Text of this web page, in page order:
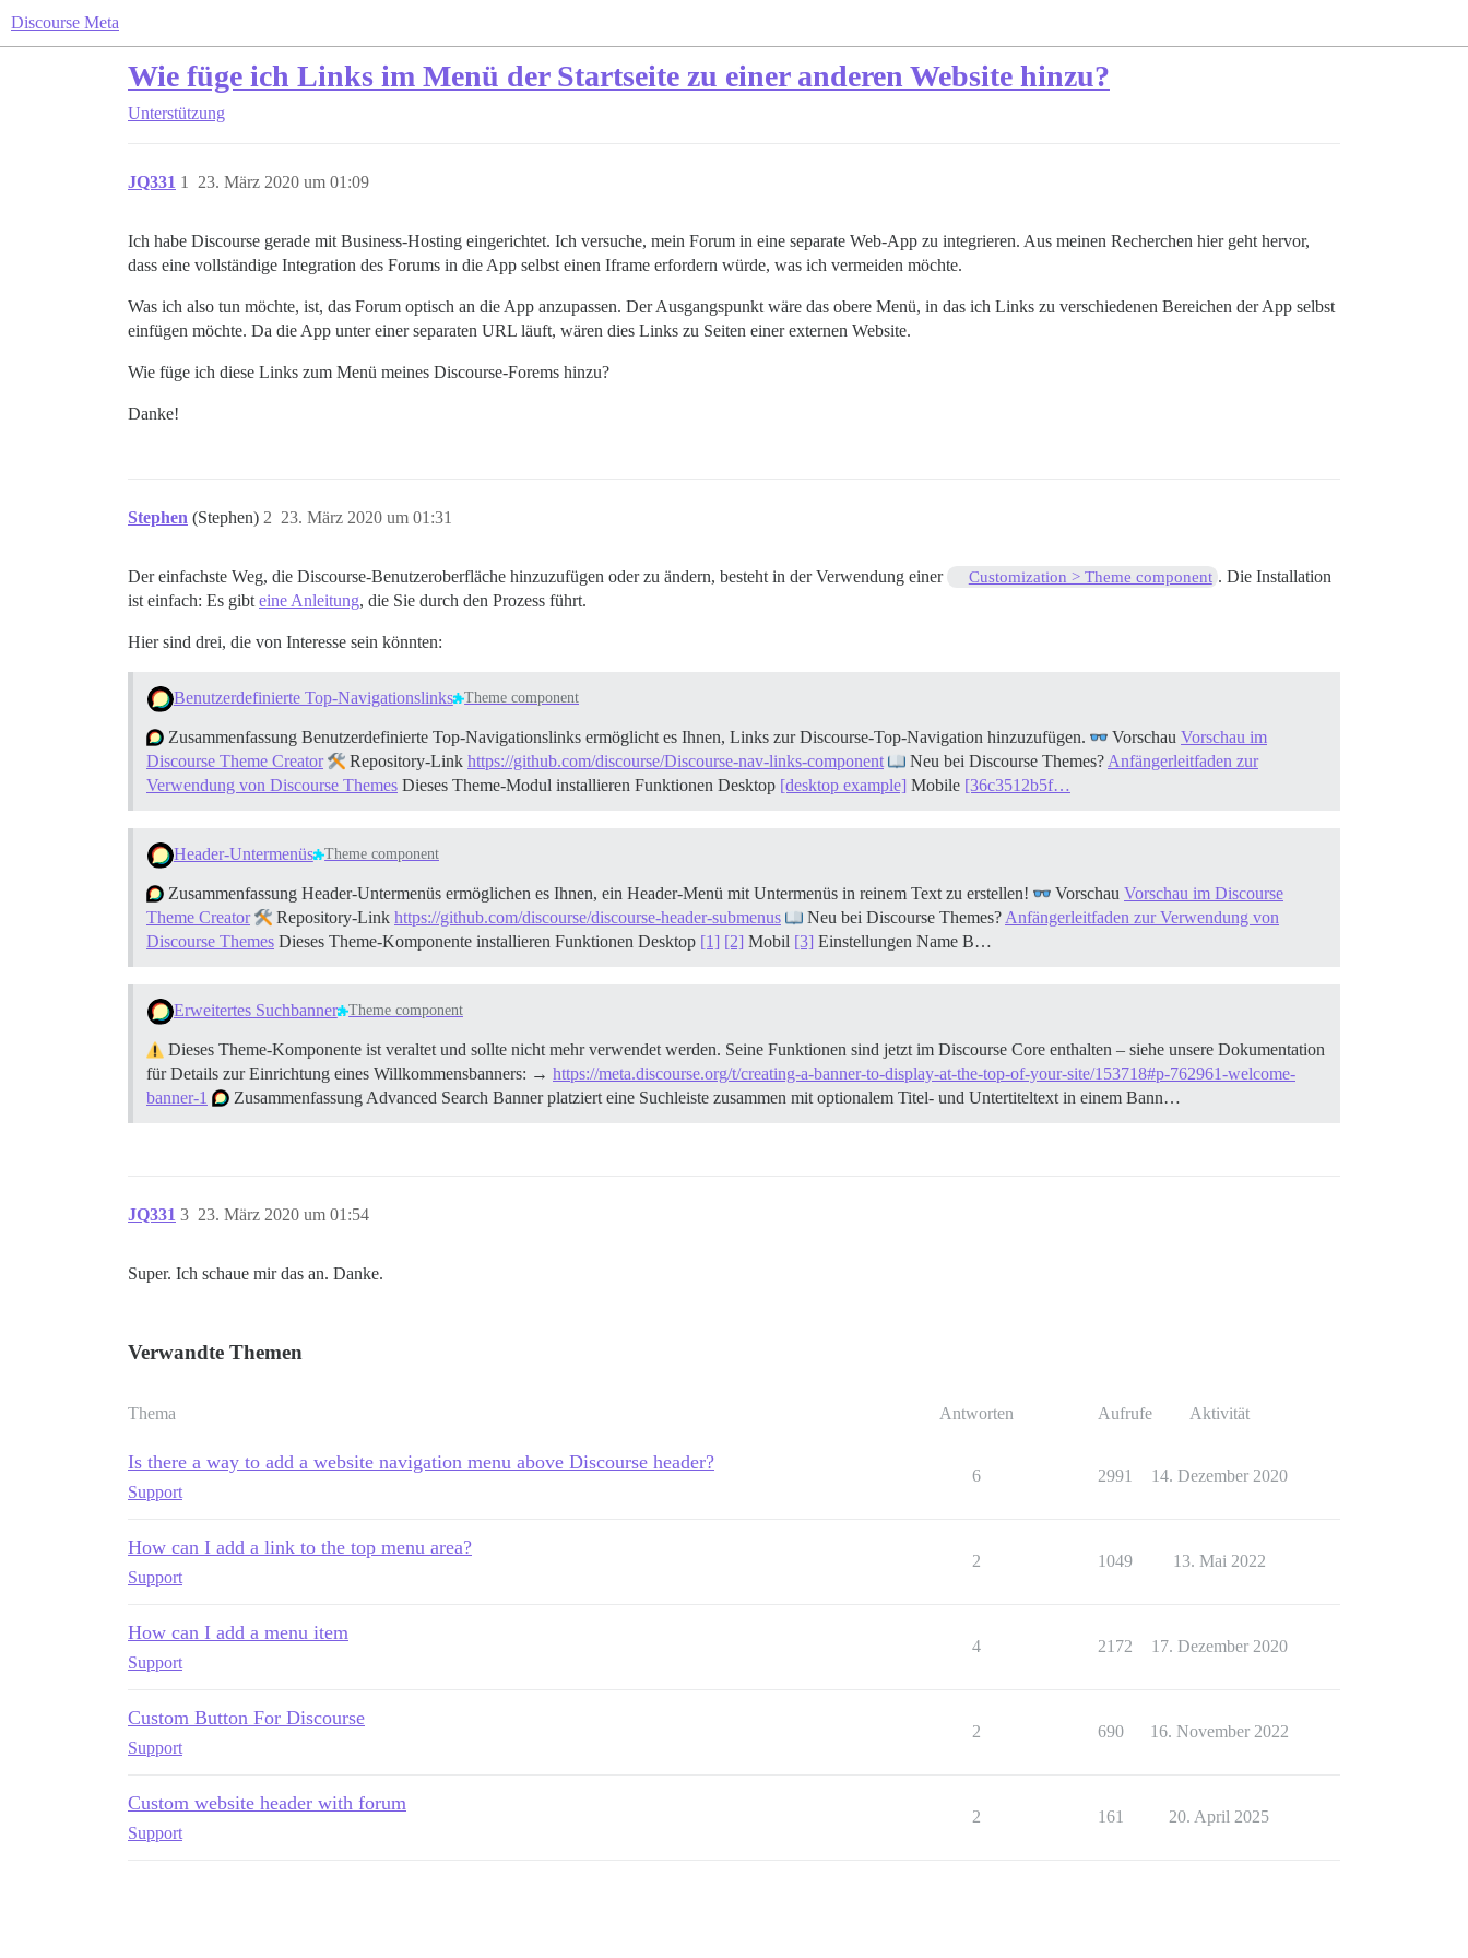
Discourse Meta
Wie füge ich Links im Menü der Startseite zu einer anderen Website hinzu?
Unterstützung
JQ331 23. März 2020 um 01:09
1
Ich habe Discourse gerade mit Business-Hosting eingerichtet. Ich versuche, mein Forum in eine separate Web-App zu integrieren. Aus meinen Recherchen hier geht hervor,
dass eine vollständige Integration des Forums in die App selbst einen Iframe erfordern würde, was ich vermeiden möchte.
Was ich also tun möchte, ist, das Forum optisch an die App anzupassen. Der Ausgangspunkt wäre das obere Menü, in das ich Links zu verschiedenen Bereichen der App selbst
einfügen möchte. Da die App unter einer separaten URL läuft, wären dies Links zu Seiten einer externen Website.
Wie füge ich diese Links zum Menü meines Discourse-Forems hinzu?
Danke!
Stephen (Stephen) 23. März 2020 um 01:31
2
Der einfachste Weg, die Discourse-Benutzeroberfläche hinzuzufügen oder zu ändern, besteht in der Verwendung einer Customization > Theme component . Die Installation
ist einfach: Es gibt eine Anleitung, die Sie durch den Prozess führt.
Hier sind drei, die von Interesse sein könnten:
Benutzerdefinierte Top-Navigationslinks Theme component
Zusammenfassung Benutzerdefinierte Top-Navigationslinks ermöglicht es Ihnen, Links zur Discourse-Top-Navigation hinzuzufügen. Vorschau Vorschau im
Discourse Theme Creator
Repository-Link https://github.com/discourse/Discourse-nav-links-component Neu bei Discourse Themes? Anfängerleitfaden zur
Verwendung von Discourse Themes Dieses Theme-Modul installieren Funktionen Desktop [desktop example] Mobile [36c3512b5f…
Header-Untermenüs Theme component
Zusammenfassung Header-Untermenüs ermöglichen es Ihnen, ein Header-Menü mit Untermenüs in reinem Text zu erstellen! Vorschau Vorschau im Discourse
Theme Creator
Repository-Link https://github.com/discourse/discourse-header-submenus Neu bei Discourse Themes? Anfängerleitfaden zur Verwendung von
Discourse Themes Dieses Theme-Komponente installieren Funktionen Desktop [1] [2] Mobil [3] Einstellungen Name B…
Erweitertes Suchbanner Theme component
Dieses Theme-Komponente ist veraltet und sollte nicht mehr verwendet werden. Seine Funktionen sind jetzt im Discourse Core enthalten – siehe unsere Dokumentation
für Details zur Einrichtung eines Willkommensbanners: → https://meta.discourse.org/t/creating-a-banner-to-display-at-the-top-of-your-site/153718#p-762961-welcome-
banner-1
Zusammenfassung Advanced Search Banner platziert eine Suchleiste zusammen mit optionalem Titel- und Untertiteltext in einem Bann…
JQ331 23. März 2020 um 01:54
3
Super. Ich schaue mir das an. Danke.
Verwandte Themen
Thema Antworten Aufrufe Aktivität
Is there a way to add a website navigation menu above Discourse header?
Support
6 2991 14. Dezember 2020
How can I add a link to the top menu area?
Support
2 1049 13. Mai 2022
How can I add a menu item
Support
4 2172 17. Dezember 2020
Custom Button For Discourse
Support
2 690 16. November 2022
Custom website header with forum
Support
2 161 20. April 2025